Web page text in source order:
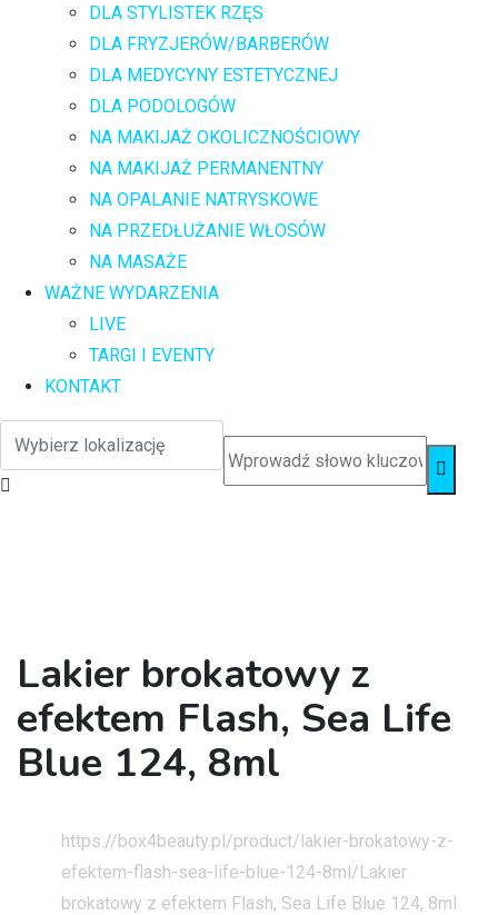
DLA STYLISTEK RZĘS
DLA FRYZJERÓW/BARBERÓW
DLA MEDYCYNY ESTETYCZNEJ
DLA PODOLOGÓW
NA MAKIJAŻ OKOLICZNOŚCIOWY
NA MAKIJAŻ PERMANENTNY
NA OPALANIE NATRYSKOWE
NA PRZEDŁUŻANIE WŁOSÓW
NA MASAŻE
WAŻNE WYDARZENIA
LIVE
TARGI I EVENTY
KONTAKT
Lakier brokatowy z
efektem Flash, Sea Life
Blue 124, 8ml
https://box4beauty.pl/product/lakier-brokatowy-z-
efektem-flash-sea-life-blue-124-8ml/Lakier
brokatowy z efektem Flash, Sea Life Blue 124, 8ml